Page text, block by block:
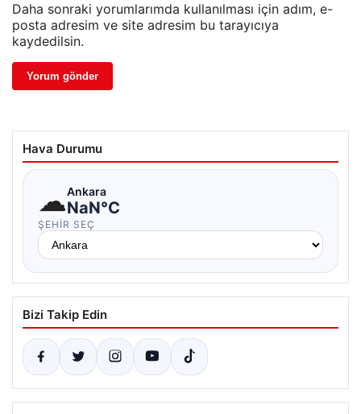
Daha sonraki yorumlarımda kullanılması için adım, e-
posta adresim ve site adresim bu tarayıcıya
kaydedilsin.
Hava Durumu
☁Ankara
NaN°C
ŞEHIR SEÇ
Bizi Takip Edin